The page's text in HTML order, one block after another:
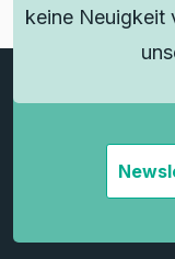
keine Neuigkeit